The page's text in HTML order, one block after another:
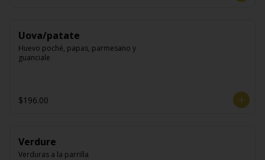
Uova/patate
Huevo poché, papas, parmesano y
guanciale
$196.00
Verdure
Verduras a la parrilla